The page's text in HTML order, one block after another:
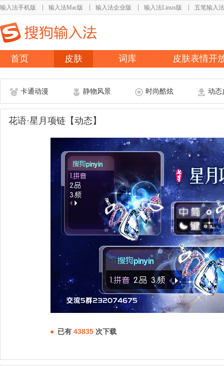
输入法手机版 输入法Mac版 输入法企业版 输入法Linux版 五笔输入法
首页 皮肤 词库 皮肤表情开
卡通动漫 静物风景 时尚酷炫 动态
花语·星月项链【动态】
已有 43835 次下载